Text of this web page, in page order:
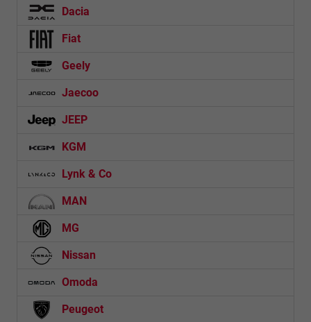
Dacia
Fiat
Geely
Jaecoo
JEEP
KGM
Lynk & Co
MAN
MG
Nissan
Omoda
Peugeot